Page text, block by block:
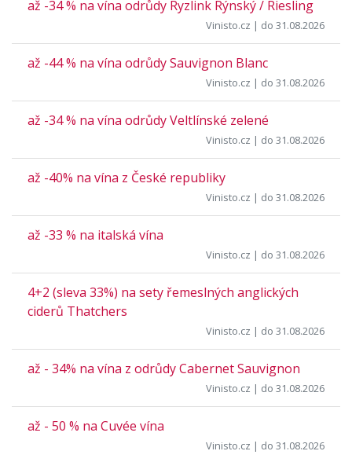
až -34 % na vína odrůdy Ryzlink Rýnský / Riesling
Vinisto.cz | do 31.08.2026
až -44 % na vína odrůdy Sauvignon Blanc
Vinisto.cz | do 31.08.2026
až -34 % na vína odrůdy Veltlínské zelené
Vinisto.cz | do 31.08.2026
až -40% na vína z České republiky
Vinisto.cz | do 31.08.2026
až -33 % na italská vína
Vinisto.cz | do 31.08.2026
4+2 (sleva 33%) na sety řemeslných anglických
ciderů Thatchers
Vinisto.cz | do 31.08.2026
až - 34% na vína z odrůdy Cabernet Sauvignon
Vinisto.cz | do 31.08.2026
až - 50 % na Cuvée vína
Vinisto.cz | do 31.08.2026